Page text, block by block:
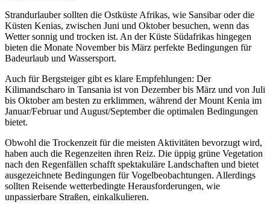
Strandurlauber sollten die Ostküste Afrikas, wie Sansibar oder die
Küsten Kenias, zwischen Juni und Oktober besuchen, wenn das
Wetter sonnig und trocken ist. An der Küste Südafrikas hingegen
bieten die Monate November bis März perfekte Bedingungen für
Badeurlaub und Wassersport.
Auch für Bergsteiger gibt es klare Empfehlungen: Der
Kilimandscharo in Tansania ist von Dezember bis März und von Juli
bis Oktober am besten zu erklimmen, während der Mount Kenia im
Januar/Februar und August/September die optimalen Bedingungen
bietet.
Obwohl die Trockenzeit für die meisten Aktivitäten bevorzugt wird,
haben auch die Regenzeiten ihren Reiz. Die üppig grüne Vegetation
nach den Regenfällen schafft spektakuläre Landschaften und bietet
ausgezeichnete Bedingungen für Vogelbeobachtungen. Allerdings
sollten Reisende wetterbedingte Herausforderungen, wie
unpassierbare Straßen, einkalkulieren.